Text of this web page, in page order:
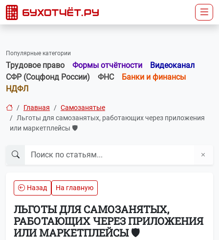
Популярные категории
Трудовое право Формы отчётности
Видеоканал
СФР (Соцфонд России)
ФНС
Банки и финансы
НДФЛ
Главная
Самозанятые
Льготы для самозанятых, работающих через приложения
или маркетплейсы 🛡️
Назад На главную
ЛЬГОТЫ ДЛЯ САМОЗАНЯТЫХ,
РАБОТАЮЩИХ ЧЕРЕЗ ПРИЛОЖЕНИЯ
ИЛИ МАРКЕТПЛЕЙСЫ 🛡️